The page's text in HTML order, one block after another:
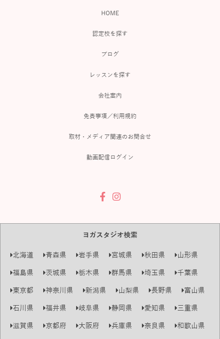
HOME
認定校を探す
ブログ
レッスンを探す
会社案内
免責事項／利用規約
取材・メディア関連のお問合せ
動画配信ログイン
ヨガスタジオ検索
北海道 青森県 岩手県 宮城県 秋田県
山形県
福島県
茨城県 栃木県 群馬県 埼玉県
千葉県
東京都
神奈川県 新潟県 山梨県 長野県
富山県
石川県
福井県 岐阜県 静岡県 愛知県
三重県
滋賀県
京都府 大阪府 兵庫県 奈良県
和歌山県